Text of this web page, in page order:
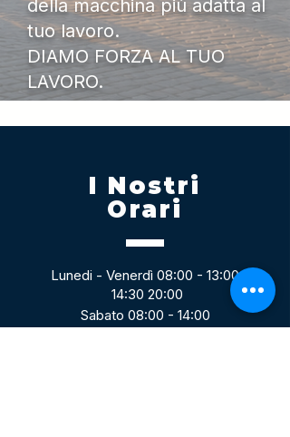
della macchina più adatta al
tuo lavoro.
DIAMO FORZA AL TUO
LAVORO.
I Nostri
Orari
Lunedi - Venerdì 08:00 - 13:00
14:30 20:00
Sabato 08:00 - 14:00